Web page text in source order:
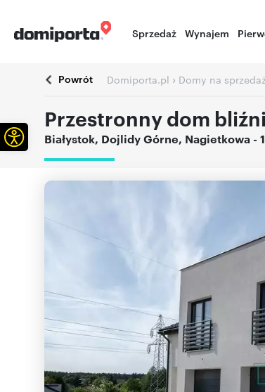
Sprzedaż Wynajem
Powrót Domiporta.pl › Domy na
Przestronny dom
Białystok, Dojlidy Górne, Nagietkowa -
Otwórz pasek narzędzi